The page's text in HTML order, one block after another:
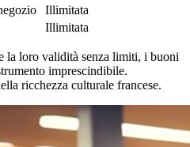
Illimitata
Illimitata
la loro validità senza limiti, i buoni
imprescindibile.
ricchezza culturale francese.